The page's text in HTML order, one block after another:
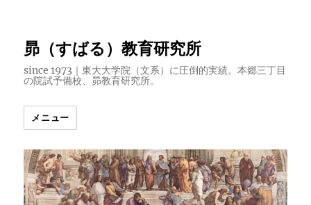
昴（すばる）教育研究所
since 1973｜東大大学院（文系）に圧倒的実績。本郷三丁目
の院試予備校、昴教育研究所。
メニュー